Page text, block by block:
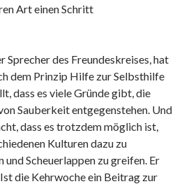
Art einen Schritt
Sprecher des Freundeskreises, hat
dem Prinzip Hilfe zur Selbsthilfe
dass es viele Gründe gibt, die
Sauberkeit entgegenstehen. Und
dass es trotzdem möglich ist,
Kulturen dazu zu
Scheuerlappen zu greifen. Er
die Kehrwoche ein Beitrag zur